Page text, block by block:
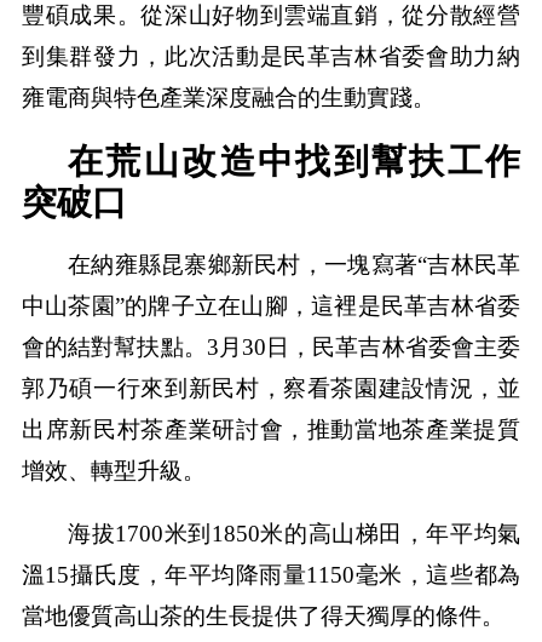
豐碩成果。從深山好物到雲端直銷，從分散經營
到集群發力，此次活動是民革吉林省委會助力納
雍電商與特色產業深度融合的生動實踐。
在荒山改造中找到幫扶工作
突破口
在納雍縣昆寨鄉新民村，一塊寫著“吉林民革
中山茶園”的牌子立在山腳，這裡是民革吉林省委
會的結對幫扶點。3月30日，民革吉林省委會主委
郭乃碩一行來到新民村，察看茶園建設情況，並
出席新民村茶產業研討會，推動當地茶產業提質
增效、轉型升級。
海拔1700米到1850米的高山梯田，年平均氣
溫15攝氏度，年平均降雨量1150毫米，這些都為
當地優質高山茶的生長提供了得天獨厚的條件。